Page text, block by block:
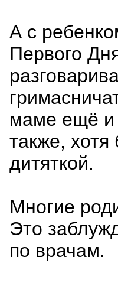
А с
Первого
маме ещё и
также,
дитяткой.
Многие
Это
по врачам.